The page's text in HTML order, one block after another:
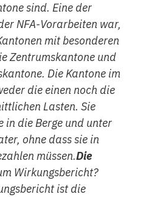
sind. Eine der
NFA-Vorarbeiten war,
mit besonderen
Zentrumskantone und
Die Kantone im
die einen noch die
Lasten. Sie
in die Berge und unter
ohne dass sie in
müssen.Die
Wirkungsbericht?
ist die